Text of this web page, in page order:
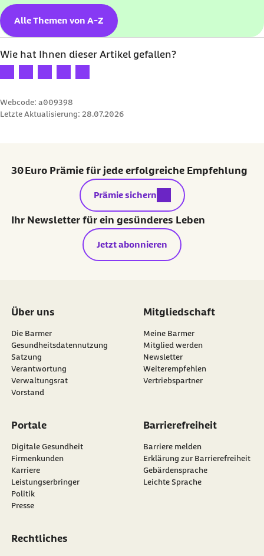
Alle Themen von A-Z
Wie hat Ihnen dieser Artikel gefallen?
Webcode: a009398
Letzte Aktualisierung: 28.07.2026
30 Euro Prämie für jede erfolgreiche Empfehlung
externer Link:
Prämie sichern
Ihr Newsletter für ein gesünderes Leben
Jetzt abonnieren
Über uns
Die Barmer
Gesundheitsdatennutzung
Satzung
Verantwortung
Verwaltungsrat
Vorstand
Mitgliedschaft
Meine Barmer
Mitglied werden
Newsletter
externer Link:
Weiterempfehlen
Vertriebspartner
Portale
Digitale Gesundheit
Firmenkunden
Karriere
Leistungserbringer
Politik
Presse
Barrierefreiheit
Barriere melden
Erklärung zur Barrierefreiheit
Gebärdensprache
Leichte Sprache
Rechtliches